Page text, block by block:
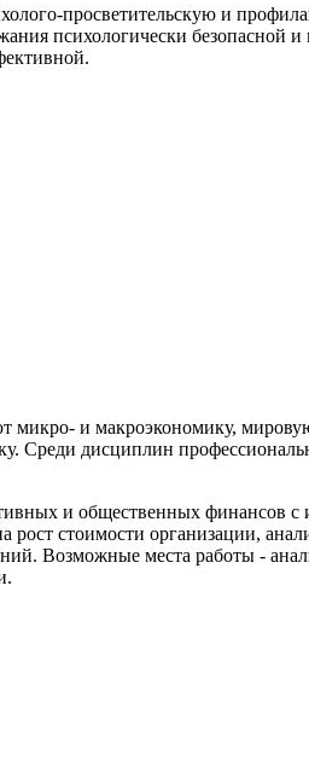
просветительскую и
психологически безопасной
микро- и макроэкономику,
Среди дисциплин
и общественных финансов
стоимости организации,
Возможные места работы -